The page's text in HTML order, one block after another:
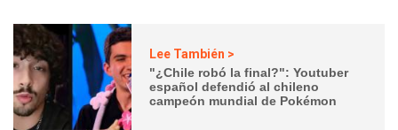
Lee También >
"¿Chile robó la final?": Youtuber
español defendió al chileno
campeón mundial de Pokémon